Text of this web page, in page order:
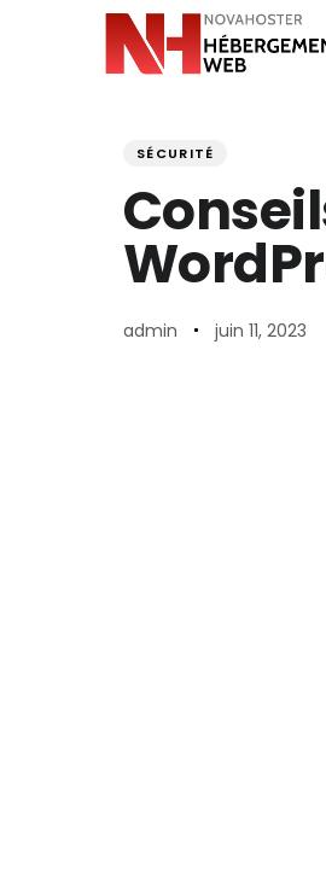
IN:
SÉCURITÉ
admin
on:
juin 11, 2023